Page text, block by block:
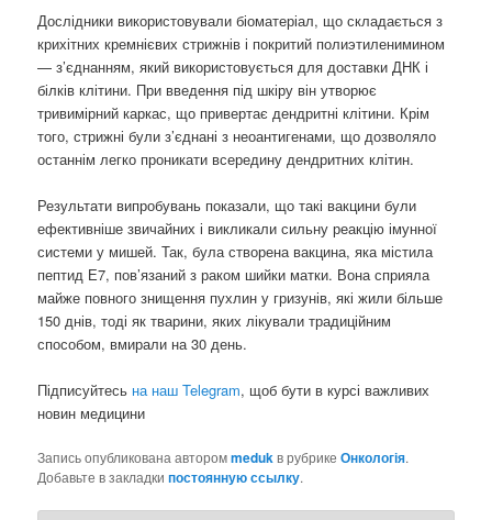
Дослідники використовували біоматеріал, що складається з
крихітних кремнієвих стрижнів і покритий полиэтиленимином
— з’єднанням, який використовується для доставки ДНК і
білків клітини. При введення під шкіру він утворює
тривимірний каркас, що привертає дендритні клітини. Крім
того, стрижні були з’єднані з неоантигенами, що дозволяло
останнім легко проникати всередину дендритних клітин.
Результати випробувань показали, що такі вакцини були
ефективніше звичайних і викликали сильну реакцію імунної
системи у мишей. Так, була створена вакцина, яка містила
пептид Е7, пов’язаний з раком шийки матки. Вона сприяла
майже повного знищення пухлин у гризунів, які жили більше
150 днів, тоді як тварини, яких лікували традиційним
способом, вмирали на 30 день.
Підписуйтесь на наш Telegram, щоб бути в курсі важливих
новин медицини
Запись опубликована авторомmedukв рубрикеОнкологія.
Добавьте в закладкипостоянную ссылку.